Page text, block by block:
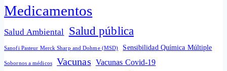
Medicamentos
Salud Ambiental Salud pública
Sanofi Pasteur Merck Sharp and Dohme (MSD) Sensibilidad Química Múltiple
Sobornos a médicos Vacunas Vacunas Covid-19